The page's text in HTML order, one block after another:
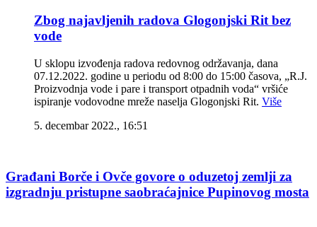
Zbog najavljenih radova Glogonjski Rit bez
vode
U sklopu izvođenja radova redovnog održavanja, dana
07.12.2022. godine u periodu od 8:00 do 15:00 časova, „R.J.
Proizvodnja vode i pare i transport otpadnih voda“ vršiće
ispiranje vodovodne mreže naselja Glogonjski Rit. Više
5. decembar 2022., 16:51
Građani Borče i Ovče govore o oduzetoj zemlji za
izgradnju pristupne saobraćajnice Pupinovog mosta